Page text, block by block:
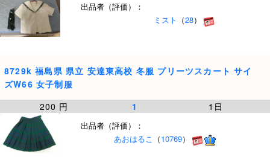
出品者（評価）：
ミスト （28）
8729k 福島県 県立 安達東高校 冬服 プリーツスカート サイ
ズW66 女子制服
200 円
1 1日
出品者（評価）：
あおはるこ （10769）